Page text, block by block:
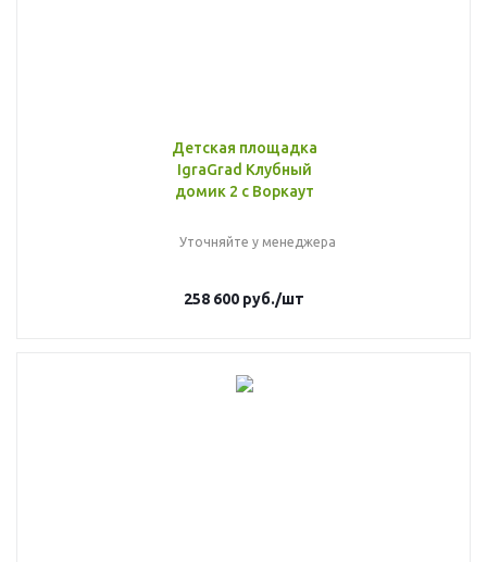
Детская площадка
IgraGrad Клубный
домик 2 с Воркаут
Уточняйте у менеджера
258 600 руб./шт